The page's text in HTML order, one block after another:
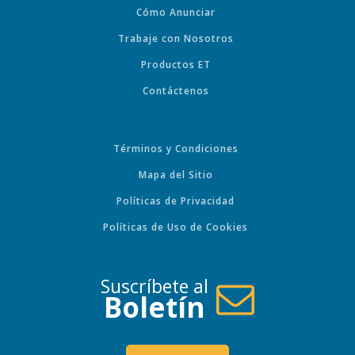
Cómo Anunciar
Trabaje con Nosotros
Productos ET
Contáctenos
Términos y Condiciones
Mapa del Sitio
Políticas de Privacidad
Políticas de Uso de Cookies
Suscríbete al
Boletín